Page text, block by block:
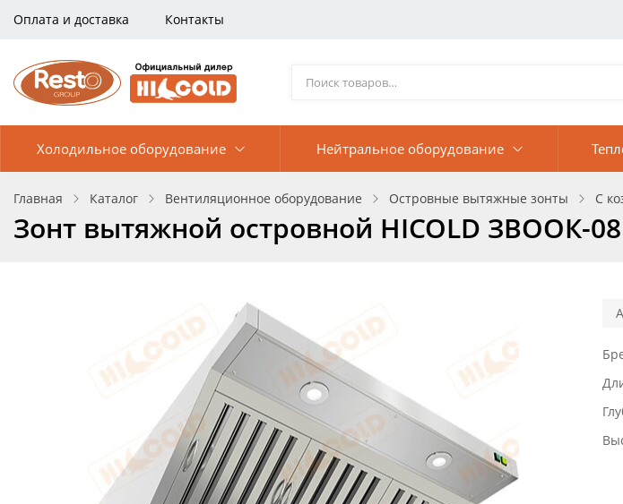
Оплата и доставка Контакты
Холодильное оборудование Нейтральное оборудование
Главная Каталог Вентиляционное оборудование Островные вытяжные зонты С
Зонт вытяжной островной HICOLD ЗВООК-